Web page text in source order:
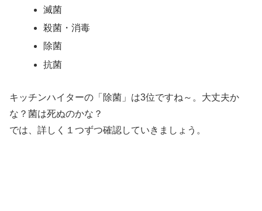
滅菌
殺菌・消毒
除菌
抗菌
キッチンハイターの 「除菌」 は3位ですね～。大丈夫か
な？菌は死ぬのかな？
では、詳しく１つずつ確認していきましょう。